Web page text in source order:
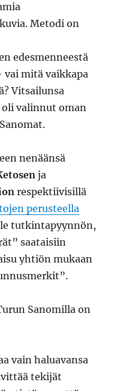
Metodi on
edesmenneestä
mitä vaikkapa
Vitsailunsa
oli valinnut oman
nenäänsä
ja
respektiivisillä
perusteella
tutkintapyynnön,
saataisiin
yhtiön mukaan
Sanomilla on
vain haluavansa
tekijät